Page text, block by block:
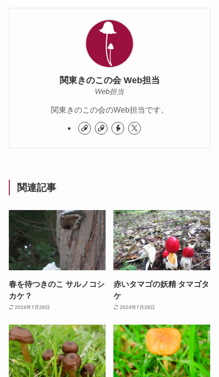
関東きのこの会 Web担当
Web担当
関東きのこの会のWeb担当です。
関連記事
春を待つきのこ サルノコシ
カケ？
2024年7月29日
赤いタマゴの妖精 タマゴタ
ケ
2024年7月29日